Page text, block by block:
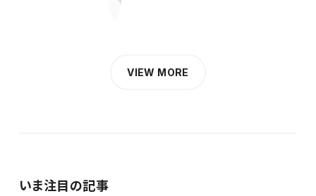
VIEW MORE
いま注目の記事